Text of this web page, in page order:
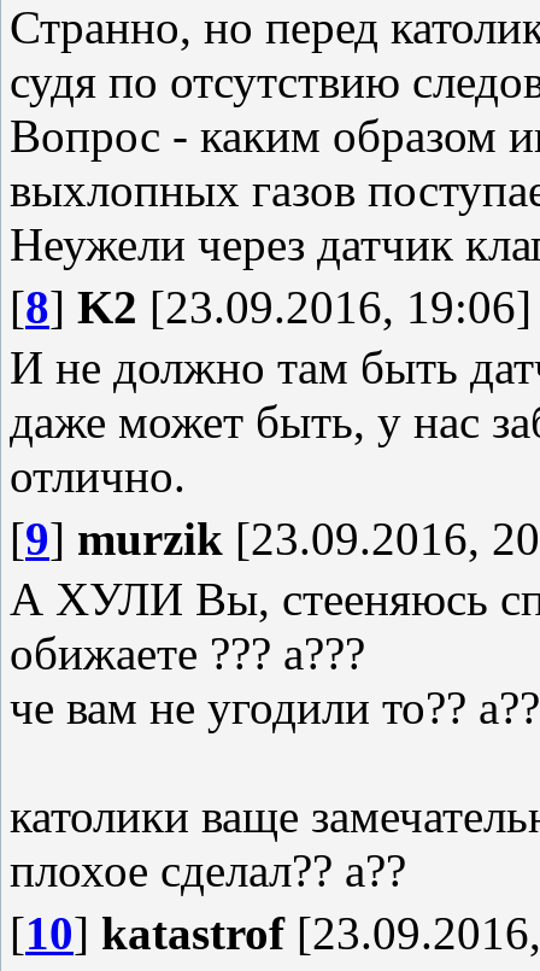
Странно, но перед
судя по отсутствию
Вопрос - каким образом
выхлопных газов
Неужели через датчик
[8] K2 [23.09.2016, 19:06]
И не должно там быть
даже может быть, у нас
отлично.
[9] murzik [23.09.2016,
А ХУЛИ Вы, стееняюсь
обижаете ??? а???
че вам не угодили то?? а??
католики ваще
плохое сделал?? а??
[10] katastrof